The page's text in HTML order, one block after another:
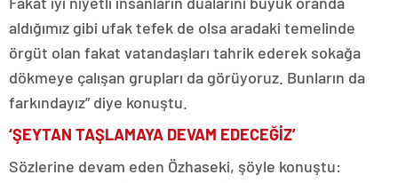
aldığımız gibi ufak tefek de olsa aradaki temelinde
örgüt olan fakat vatandaşları tahrik ederek sokağa
dökmeye çalışan grupları da görüyoruz. Bunların da
farkındayız” diye konuştu.
‘ŞEYTAN TAŞLAMAYA DEVAM EDECEĞİZ’
Sözlerine devam eden Özhaseki, şöyle konuştu: